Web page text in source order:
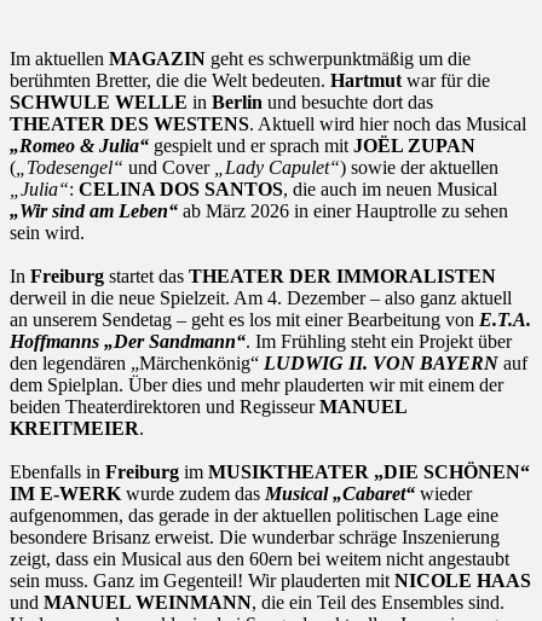
Im aktuellen MAGAZIN geht es schwerpunktmäßig um die
berühmten Bretter, die die Welt bedeuten. Hartmut war für die
SCHWULE WELLE in Berlin und besuchte dort das
THEATER DES WESTENS. Aktuell wird hier noch das Musical
„Romeo & Julia“ gespielt und er sprach mit JOËL ZUPAN
( „Todesengel“ und Cover „Lady Capulet“) sowie der aktuellen
„Julia“: CELINA DOS SANTOS, die auch im neuen Musical
„Wir sind am Leben“ ab März 2026 in einer Hauptrolle zu sehen
sein wird.
In Freiburg startet das THEATER DER IMMORALISTEN
derweil in die neue Spielzeit. Am 4. Dezember – also ganz aktuell
an unserem Sendetag – geht es los mit einer Bearbeitung von E.T.A.
Hoffmanns „Der Sandmann“. Im Frühling steht ein Projekt über
den legendären „Märchenkönig“ LUDWIG II. VON BAYERN auf
dem Spielplan. Über dies und mehr plauderten wir mit einem der
beiden Theaterdirektoren und RegisseurMANUEL
KREITMEIER.
Ebenfalls in Freiburg im MUSIKTHEATER „DIE SCHÖNEN“
IM E-WERK wurde zudem das Musical „Cabaret“ wieder
aufgenommen, das gerade in der aktuellen politischen Lage eine
besondere Brisanz erweist. Die wunderbar schräge Inszenierung
zeigt, dass ein Musical aus den 60ern bei weitem nicht angestaubt
sein muss. Ganz im Gegenteil! Wir plauderten mit NICOLE HAAS
und MANUEL WEINMANN, die ein Teil des Ensembles sind.